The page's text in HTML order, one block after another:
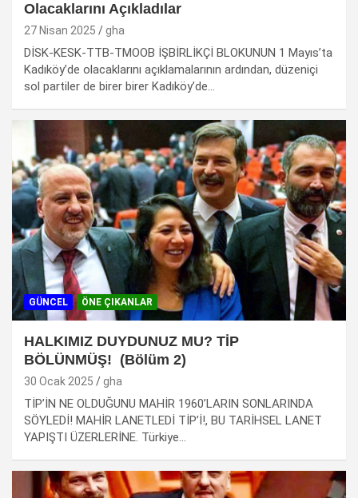
Olacaklarını Açıkladılar
27 Nisan 2025 gha
DİSK-KESK-TTB-TMOOB İŞBİRLİKÇİ BLOKUNUN 1 Mayıs’ta
Kadıköy’de olacaklarını açıklamalarının ardından, düzeniçi
sol partiler de birer birer Kadıköy’de…
GÜNCEL ÖNE ÇIKANLAR
HALKIMIZ DUYDUNUZ MU? TİP
BÖLÜNMÜŞ! (Bölüm 2)
30 Ocak 2025 gha
TİP’İN NE OLDUĞUNU MAHİR 1960’LARIN SONLARINDA
SÖYLEDİ! MAHİR LANETLEDİ TİP’İ!, BU TARİHSEL LANET
YAPIŞTI ÜZERLERİNE. Türkiye…